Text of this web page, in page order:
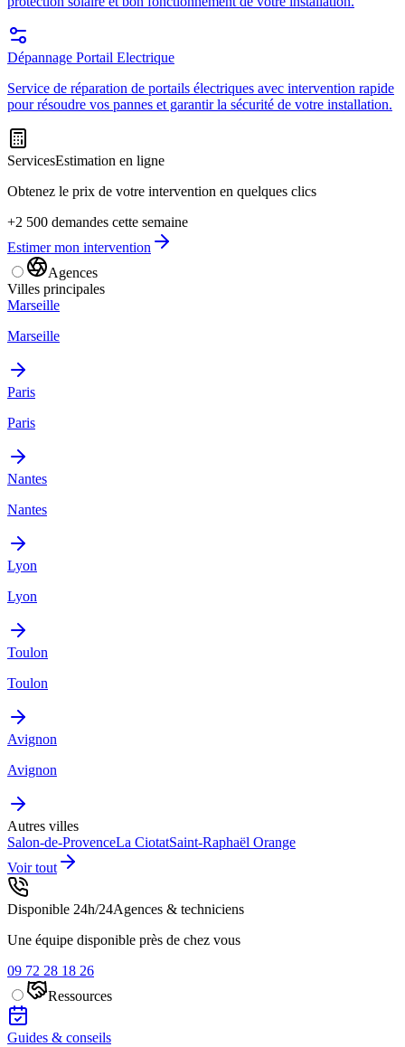
Dépannage Portail Electrique
Service de réparation de portails électriques avec intervention rapide
pour résoudre vos pannes et garantir la sécurité de votre installation.
ServicesEstimation en ligne
Obtenez le prix de votre intervention en quelques clics
+2 500 demandes cette semaine
Estimer mon intervention
Agences
Villes principales
Marseille
Marseille
Paris
Paris
Nantes
Nantes
Lyon
Lyon
Toulon
Toulon
Avignon
Avignon
Autres villes
Salon-de-ProvenceLa CiotatSaint-Raphaël Orange
Voir tout
Disponible 24h/24Agences & techniciens
Une équipe disponible près de chez vous
09 72 28 18 26
Ressources
Guides & conseils